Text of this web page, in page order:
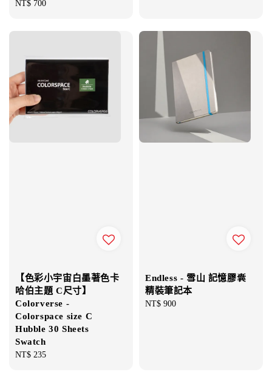
Regular
NT$ 700
【色彩小宇宙白墨著色卡
哈伯主題 C尺寸】
Colorverse -
Colorspace size C
Hubble 30 Sheets
Swatch
Regular
NT$ 235
Endless - 雪山 記憶膠囊
精裝筆記本
Regular
NT$ 900